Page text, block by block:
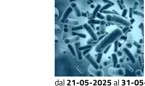
dal21-05-2025 al31-